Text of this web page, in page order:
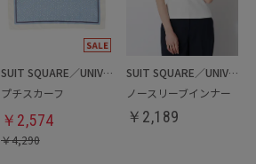
SUIT SQUARE／UNIVERSAL LANGUAGE／WHITE
プチスカーフ
￥ 2,574
￥4,290
SUIT SQUARE／UNIVERSAL LANGUAGE／WHITE
ノースリーブインナー
￥ 2,189